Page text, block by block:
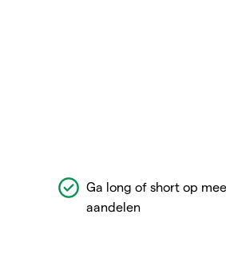
Ga long of short op
aandelen